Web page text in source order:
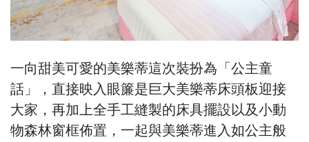
一向甜美可愛的美樂蒂這次裝扮為「公主童
話」，直接映入眼簾是巨大美樂蒂床頭板迎接
大家，再加上全手工縫製的床具擺設以及小動
物森林窗框佈置，一起與美樂蒂進入如公主般